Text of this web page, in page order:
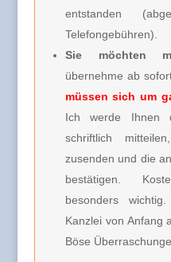
entstanden
Telefongebühren).
Sie möchten
übernehme ab
müssen sich um
Ich werde Ihnen
schriftlich
zusenden und die
bestätigen.
besonders
Kanzlei von Anfang
Böse